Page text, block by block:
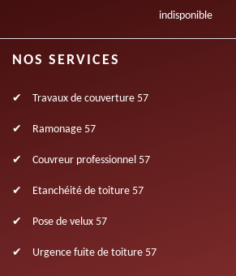
indisponible
NOS SERVICES
Travaux de couverture 57
Ramonage 57
Couvreur professionnel 57
Etanchéité de toiture 57
Pose de velux 57
Urgence fuite de toiture 57